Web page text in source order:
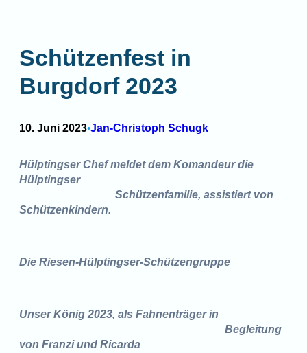
Schützenfest in
Burgdorf 2023
10. Juni 2023•Jan-Christoph Schugk
Hülptingser Chef meldet dem Komandeur die
Hülptingser
Schützenfamilie, assistiert von
Schützenkindern.
Die Riesen-Hülptingser-Schützengruppe
Unser König 2023, als Fahnenträger in
Begleitung
von Franzi und Ricarda